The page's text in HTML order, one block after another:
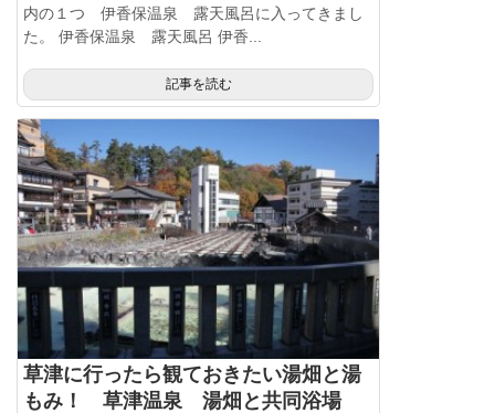
内の１つ 伊香保温泉 露天風呂に入ってきまし
た。 伊香保温泉 露天風呂 伊香...
記事を読む
草津に行ったら観ておきたい湯畑と湯
もみ！ 草津温泉 湯畑と共同浴場